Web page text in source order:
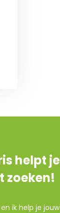
helpt
zoeken!
ik help je